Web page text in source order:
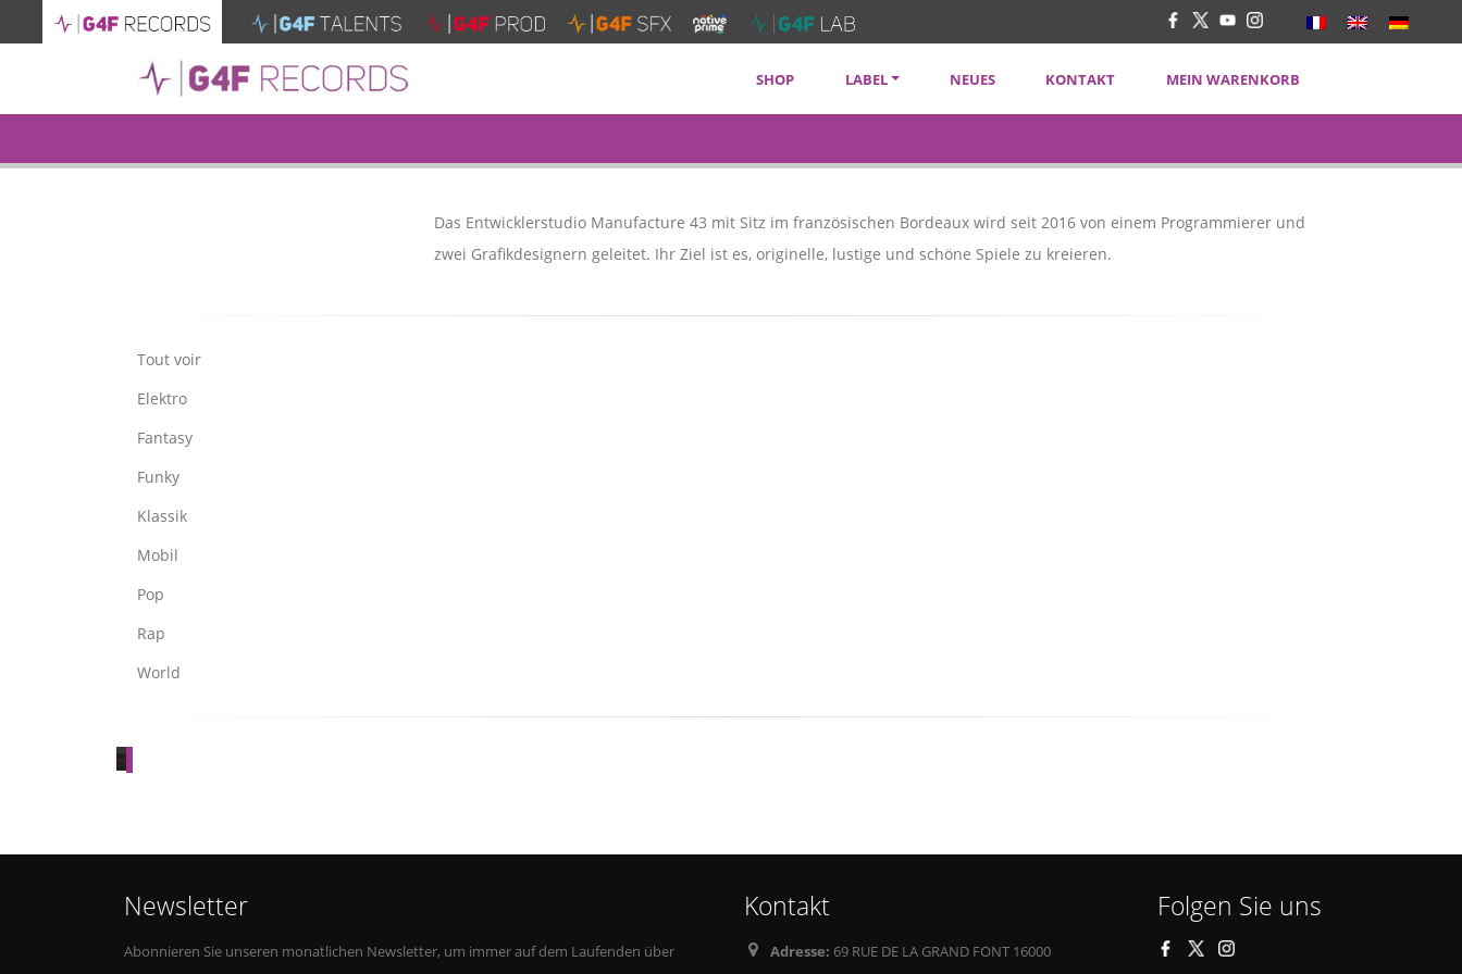
SHOP LABEL
KÜNSTLER
NEUES KONTAKT MEIN WARENKORB
Das Entwicklerstudio Manufacture 43 mit Sitz im französischen Bordeaux wird seit 2016 von einem Programmierer und
zwei Grafikdesignern geleitet. Ihr Ziel ist es, originelle, lustige und schöne Spiele zu kreieren.
Tout voir
Elektro
Fantasy
Funky
Klassik
Mobil
Pop
Rap
World
Newsletter
Abonnieren Sie unseren monatlichen Newsletter, um immer auf dem Laufenden über
Kontakt
Adresse: 69 RUE DE LA GRAND FONT 16000
Folgen Sie uns